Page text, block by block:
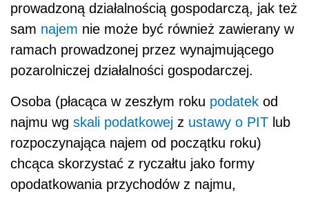
prowadzoną działalnością gospodarczą, jak też
sam najem nie może być również zawierany w
ramach prowadzonej przez wynajmującego
pozarolniczej działalności gospodarczej.
Osoba (płacąca w zeszłym roku podatek od
najmu wg skali podatkowej z ustawy o PIT lub
rozpoczynająca najem od początku roku)
chcąca skorzystać z ryczałtu jako formy
opodatkowania przychodów z najmu,